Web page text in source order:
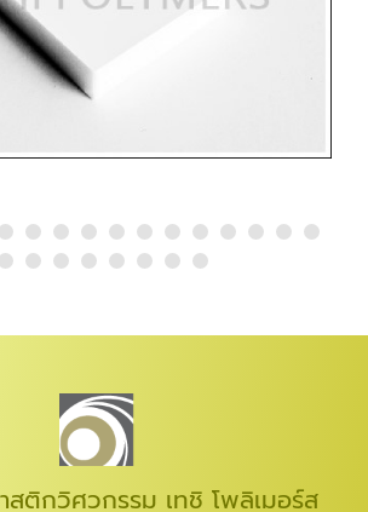
ติกวิศวกรรม เทชิ โพลิเมอร์ส